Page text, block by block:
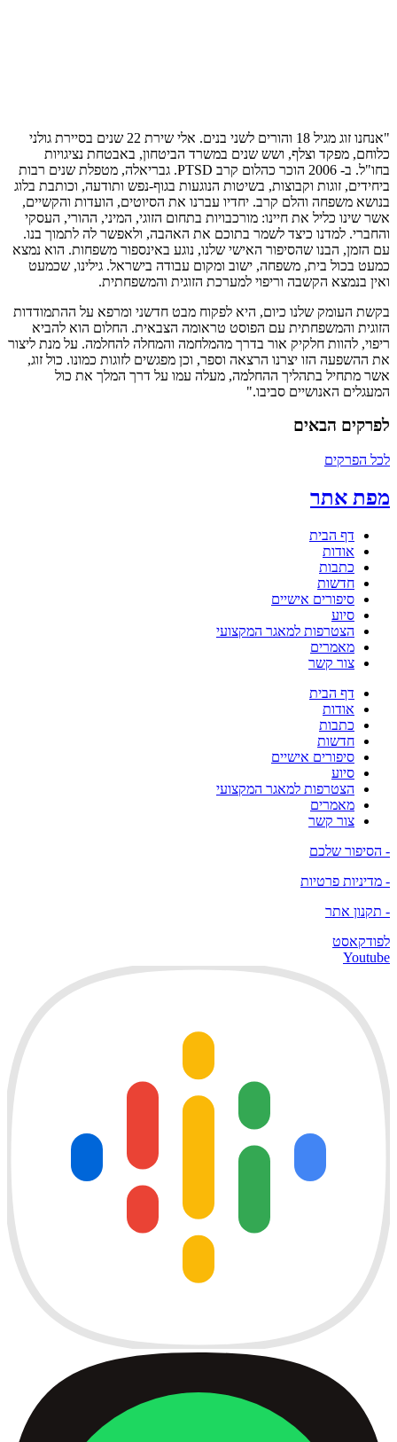
"אנחנו זוג מגיל 18 והורים לשני בנים.
אלי שירת 22 שנים בסיירת גולני
כלוחם, מפקד וצלף, ושש שנים במשרד הביטחון, באבטחת נציגויות
בחו"ל. ב- 2006 הוכר כהלום קרב PTSD.
גבריאלה, מטפלת שנים רבות
ביחידים, זוגות וקבוצות, בשיטות הנוגעות בגוף-נפש ותודעה, וכותבת בלוג
בנושא משפחה והלם קרב. יחדיו עברנו את הסיוטים, הועדות והקשיים,
אשר שינו כליל את חיינו: מורכבויות בתחום הזוגי, המיני, ההורי, העסקי
והחברי. למדנו כיצד לשמר בתוכם את האהבה, ולאפשר לה לתמוך בנו.
עם הזמן, הבנו שהסיפור האישי שלנו, נוגע באינספור משפחות. הוא נמצא
כמעט בכול בית, משפחה, ישוב ומקום עבודה בישראל. גילינו, שכמעט
ואין בנמצא הקשבה וריפוי למערכת הזוגית והמשפחתית.
בקשת העומק שלנו כיום, היא לפקוח מבט חדשני ומרפא על ההתמודדות
הזוגית והמשפחתית עם הפוסט טראומה הצבאית. החלום הוא להביא
ריפוי, להוות חלקיק אור בדרך מהמלחמה והמחלה להחלמה. על מנת ליצור
את ההשפעה הזו יצרנו הרצאה וספר, וכן מפגשים לזוגות כמונו. כול זוג,
אשר מתחיל בתהליך ההחלמה, מעלה עמו על דרך המלך את כול
המעגלים האנושיים סביבו."
לפרקים הבאים
לכל הפרקים
מפת אתר
דף הבית
אודות
כתבות
חדשות
סיפורים אישיים
סיוע
הצטרפות למאגר המקצועי
מאמרים
צור קשר
דף הבית
אודות
כתבות
חדשות
סיפורים אישיים
סיוע
הצטרפות למאגר המקצועי
מאמרים
צור קשר
- הסיפור שלכם
- מדיניות פרטיות
- תקנון אתר
לפודקאסט
Youtube